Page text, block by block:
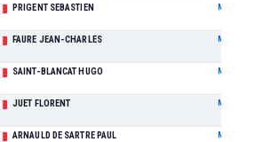
PRIGENT SEBASTIEN M
FAURE JEAN-CHARLES M
SAINT-BLANCAT HUGO M
JUET FLORENT M
ARNAULD DE SARTRE PAUL M